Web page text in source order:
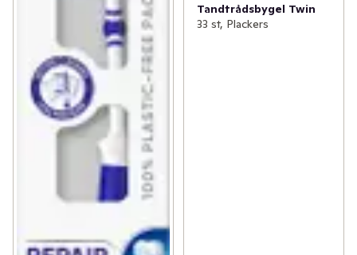
Tandtrådsbygel Twin
33 st, Plackers